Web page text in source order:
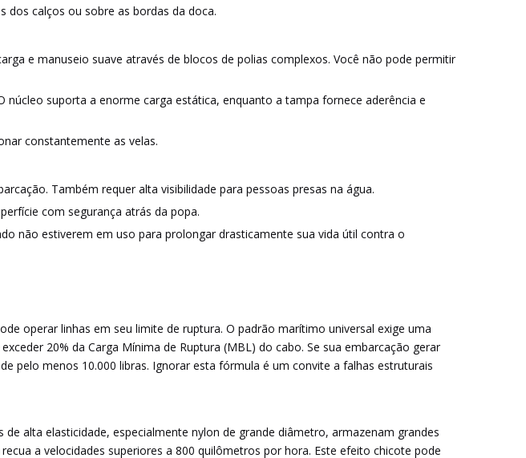
dos calços ou sobre as bordas da doca.
e manuseio suave através de blocos de polias complexos. Você não pode permitir
suporta a enorme carga estática, enquanto a tampa fornece aderência e
constantemente as velas.
Também requer alta visibilidade para pessoas presas na água.
com segurança atrás da popa.
não estiverem em uso para prolongar drasticamente sua vida útil contra o
operar linhas em seu limite de ruptura. O padrão marítimo universal exige uma
20% da Carga Mínima de Ruptura (MBL) do cabo. Se sua embarcação gerar
pelo menos 10.000 libras. Ignorar esta fórmula é um convite a falhas estruturais
alta elasticidade, especialmente nylon de grande diâmetro, armazenam grandes
a velocidades superiores a 800 quilômetros por hora. Este efeito chicote pode